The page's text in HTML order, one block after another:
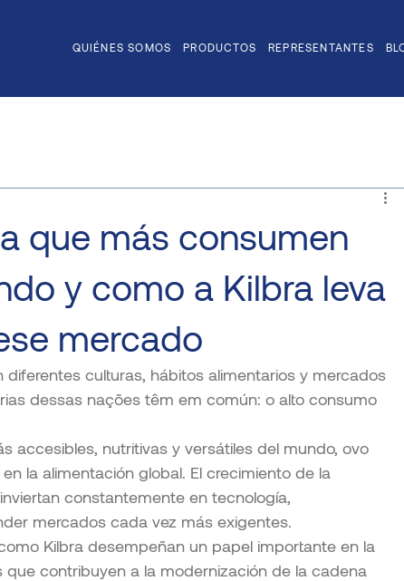
QUIÉNES SOMOS PRODUCTOS REPRESENTANTES
que más consumen
y como a Kilbra leva
mercado
culturas, hábitos alimentarios y mercados
dessas nações têm em común: o alto consumo
accesibles, nutritivas y versátiles del mundo, ovo
la alimentación global. El crecimiento de la
constantemente en tecnología,
mercados cada vez más exigentes.
Kilbra desempeñan un papel importante en la
contribuyen a la modernización de la cadena